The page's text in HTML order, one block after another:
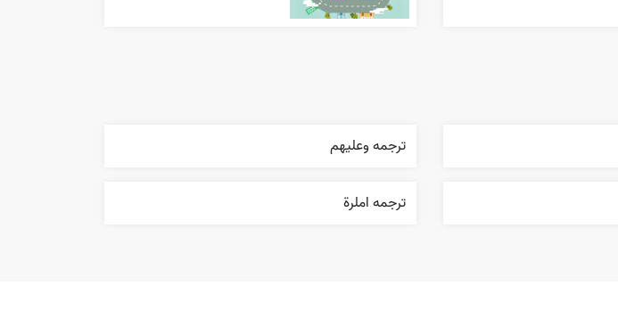
ترجمه وعليهم
ترجمه املرة